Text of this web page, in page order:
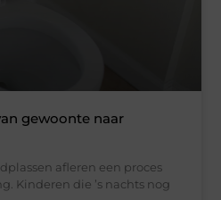
gewoonte naar
afleren een proces
Kinderen die ’s nachts nog